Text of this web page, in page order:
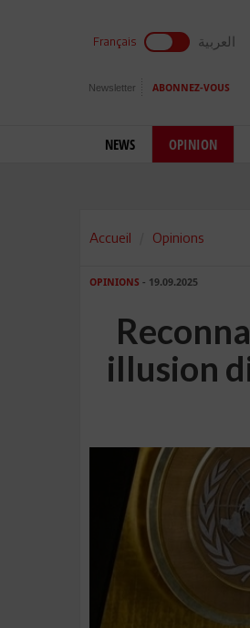
Français العربية
Newsletter ABONNEZ-VOUS
NEWS OPINION
Accueil Opinions
OPINIONS - 19.09.2025
illusion